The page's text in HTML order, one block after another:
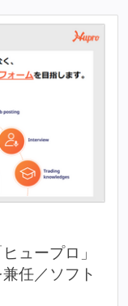
ュープロ」
任／ソフト